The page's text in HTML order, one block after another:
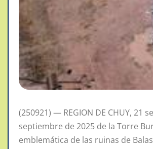
(250921) — REGION DE CHUY,
septiembre de 2025 de la Torre
emblemática de las ruinas de